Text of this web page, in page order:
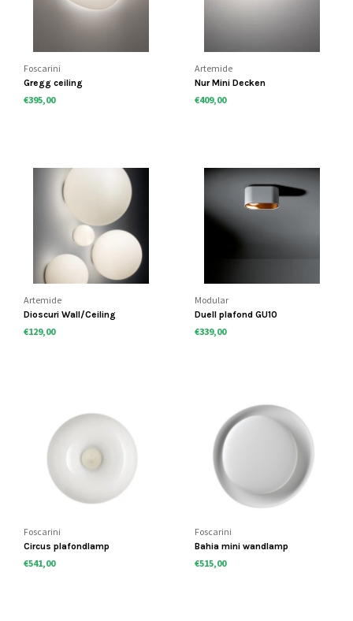
Foscarini
Gregg ceiling
€395,00
Artemide
Nur Mini Decken
€409,00
Artemide
Dioscuri Wall/Ceiling
€129,00
Modular
Duell plafond GU10
€339,00
Foscarini
Circus plafondlamp
€541,00
Foscarini
Bahia mini wandlamp
€515,00